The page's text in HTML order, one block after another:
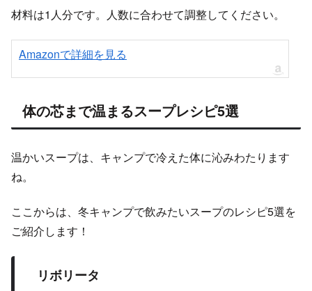
材料は1人分です。人数に合わせて調整してください。
Amazonで詳細を見る
体の芯まで温まるスープレシピ5選
温かいスープは、キャンプで冷えた体に沁みわたります
ね。
ここからは、冬キャンプで飲みたいスープのレシピ5選を
ご紹介します！
リボリータ